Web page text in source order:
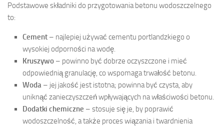
Podstawowe składniki do przygotowania betonu wodoszczelnego
to:
Cement – najlepiej używać cementu portlandzkiego o
wysokiej odporności na wodę.
Kruszywo – powinno być dobrze oczyszczone i mieć
odpowiednią granulację, co wspomaga trwałość betonu.
Woda – jej jakość jest istotna; powinna być czysta, aby
uniknąć zanieczyszczeń wpływających na właściwości betonu.
Dodatki chemiczne – stosuje się je, by poprawić
wodoszczelność, a także proces wiązania i twardnienia